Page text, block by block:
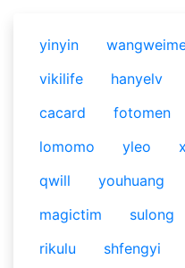
yinyin
vikilife
hanyelv
cacard
fotomen
lomomo
yleo
qwill
youhuang
magictim
sulong
rikulu
shfengyi